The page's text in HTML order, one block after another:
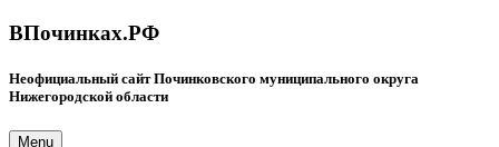
ВПочинках.РФ
Неофициальный сайт Починковского муниципального округа
Нижегородской области
Menu